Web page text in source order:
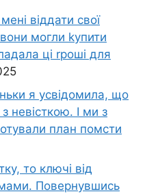
віддати свої
могли kупити
ці rроші для
я усвідомила, що
невісткою. І ми з
план помсти
то ключі від
Повернувшись